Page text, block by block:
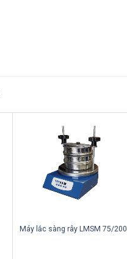
Máy lắc sàng rây LMSM 75/200